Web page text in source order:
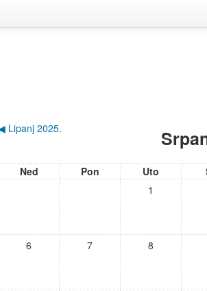
Lipanj 2025.
Ned Pon Uto
1
6 7 8